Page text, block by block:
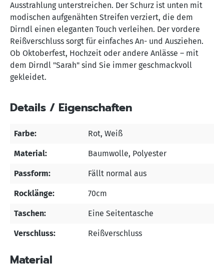
Ausstrahlung unterstreichen. Der Schurz ist unten mit
modischen aufgenähten Streifen verziert, die dem
Dirndl einen eleganten Touch verleihen. Der vordere
Reißverschluss sorgt für einfaches An- und Ausziehen.
Ob Oktoberfest, Hochzeit oder andere Anlässe – mit
dem Dirndl "Sarah" sind Sie immer geschmackvoll
gekleidet.
Details / Eigenschaften
Farbe: Rot, Weiß
Material: Baumwolle, Polyester
Passform: Fällt normal aus
Rocklänge: 70cm
Taschen: Eine Seitentasche
Verschluss: Reißverschluss
Material